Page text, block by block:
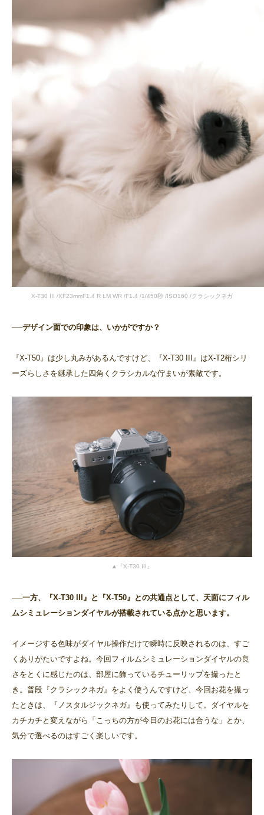
X-T30 III /XF23mmF1.4 R LM WR /F1.4 /1/450秒 /ISO160 /クラシックネガ
──デザイン面での印象は、いかがですか？
『X-T50』は少し丸みがあるんですけど、『X-T30 III』はX-T2桁シリ
ーズらしさを継承した四角くクラシカルな佇まいが素敵です。
▲『X-T30 III』
──一方、『X-T30 III』と『X-T50』との共通点として、天面にフィル
ムシミュレーションダイヤルが搭載されている点かと思います。
イメージする色味がダイヤル操作だけで瞬時に反映されるのは、すご
くありがたいですよね。今回フィルムシミュレーションダイヤルの良
さをとくに感じたのは、部屋に飾っているチューリップを撮ったと
き。普段『クラシックネガ』をよく使うんですけど、今回お花を撮っ
たときは、『ノスタルジックネガ』も使ってみたりして。ダイヤルを
カチカチと変えながら「こっちの方が今日のお花には合うな」とか、
気分で選べるのはすごく楽しいです。